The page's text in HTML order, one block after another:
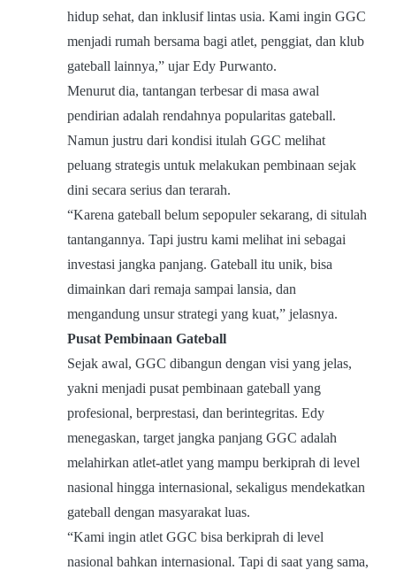
hidup sehat, dan inklusif lintas usia. Kami ingin GGC
menjadi rumah bersama bagi atlet, penggiat, dan klub
gateball lainnya,” ujar Edy Purwanto.
Menurut dia, tantangan terbesar di masa awal
pendirian adalah rendahnya popularitas gateball.
Namun justru dari kondisi itulah GGC melihat
peluang strategis untuk melakukan pembinaan sejak
dini secara serius dan terarah.
“Karena gateball belum sepopuler sekarang, di situlah
tantangannya. Tapi justru kami melihat ini sebagai
investasi jangka panjang. Gateball itu unik, bisa
dimainkan dari remaja sampai lansia, dan
mengandung unsur strategi yang kuat,” jelasnya.
Pusat Pembinaan Gateball
Sejak awal, GGC dibangun dengan visi yang jelas,
yakni menjadi pusat pembinaan gateball yang
profesional, berprestasi, dan berintegritas. Edy
menegaskan, target jangka panjang GGC adalah
melahirkan atlet-atlet yang mampu berkiprah di level
nasional hingga internasional, sekaligus mendekatkan
gateball dengan masyarakat luas.
“Kami ingin atlet GGC bisa berkiprah di level
nasional bahkan internasional. Tapi di saat yang sama,